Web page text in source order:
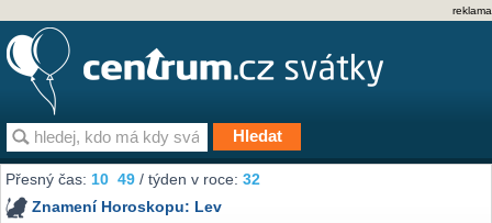
reklama
Přesný čas:10 49 / týden v roce:32
Znamení Horoskopu: Lev